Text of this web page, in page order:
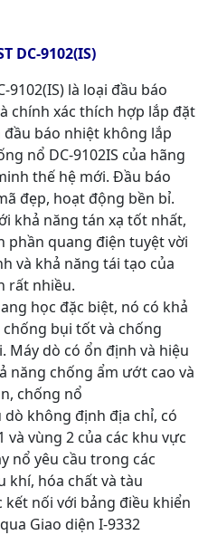
DC-9102(IS)
là loại đầu báo
chính xác thích hợp lắp đặt
báo nhiệt không lắp
nổ DC-9102IS của hãng
thế hệ mới. Đầu báo
đẹp, hoạt động bền bỉ.
khả năng tán xạ tốt nhất,
phần quang điện tuyệt vời
và khả năng tái tạo của
rất nhiều.
học đặc biệt, nó có khả
bụi tốt và chống
Máy dò có ổn định và hiệu
năng chống ẩm ướt cao và
chống nổ
dò không định địa chỉ, có
vùng 2 của các khu vực
nổ yêu cầu trong các
khí, hóa chất và tàu
nối với bảng điều khiển
Giao diện I-9332